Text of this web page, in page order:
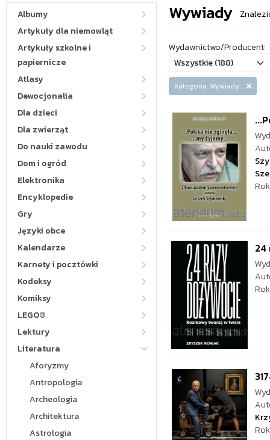
Albumy
Artykuły dla niemowląt
Artykuły szkolne i
papiernicze
Atlasy
Dewocjonalia
Dla dzieci
Dla zwierząt
Do nauki zawodu
Dom i ogród
Elektronika
Encyklopedie
Gry
Języki obce
Kalendarze
Karnety i pocztówki
Kodeksy
Komiksy
LEGO®
Lektury
Literatura
Aforyzmy
Antropologia
Archeologia
Architektura
Astrologia
Wywiady
Wydawnictwo/Producent:
Kategoria: Wywiady
24